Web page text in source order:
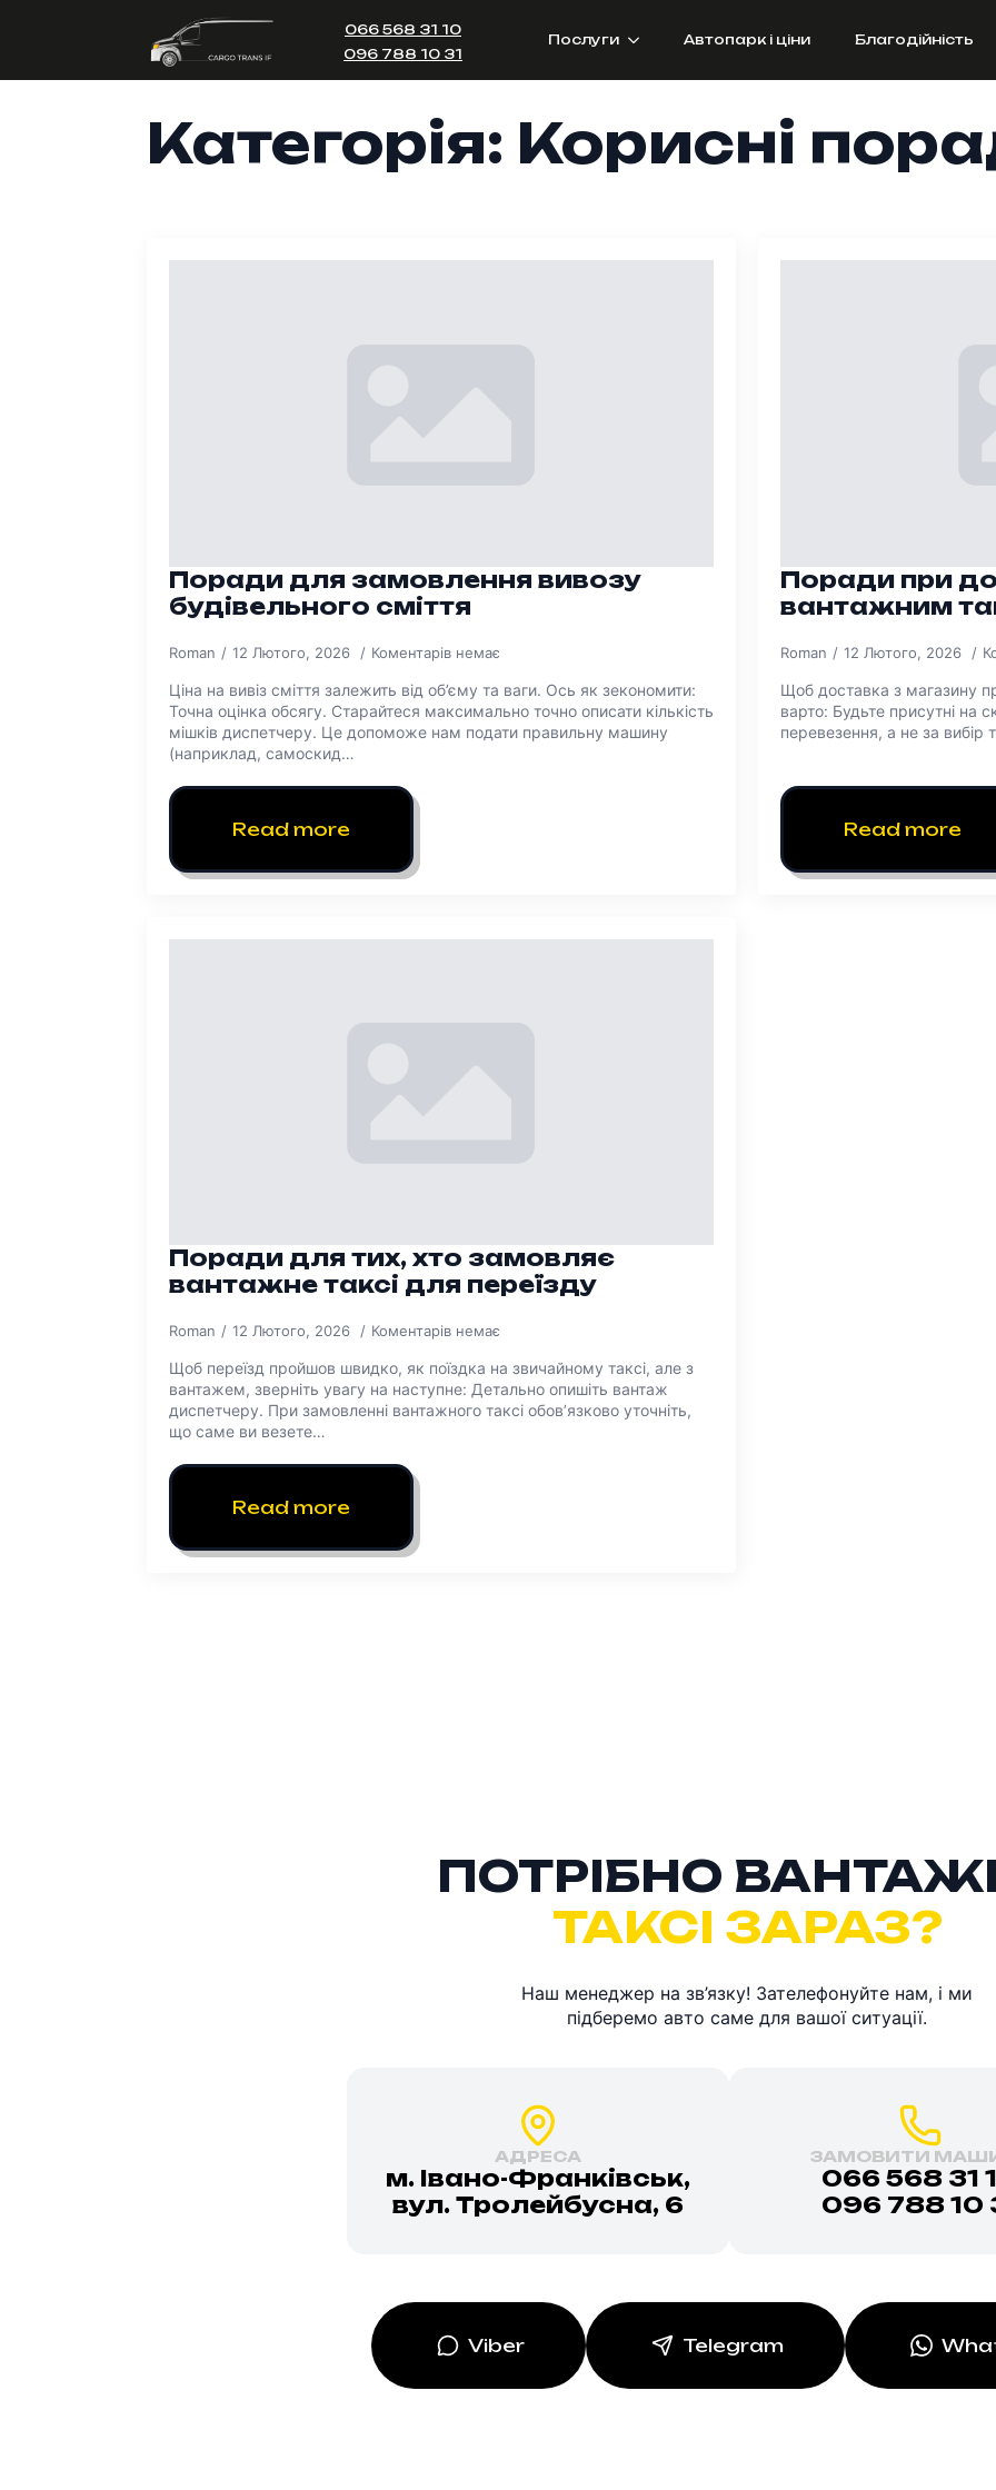
066 568 31 10
096 788 10 31
Послуги Автопарк і ціни Благодійність
Категорія: Корисні
Поради для замовлення вивозу
будівельного сміття
Roman 12 Лютого, 2026 Коментарів немає
Ціна на вивіз сміття залежить від об’єму та ваги. Ось як зекономити:
Точна оцінка обсягу. Старайтеся максимально точно описати кількість
мішків диспетчеру. Це допоможе нам подати правильну машину
(наприклад, самоскид…
Read more
Поради при
вантажним
Roman 12 Лютого, 2026
Щоб доставка з магазину
варто: Будьте присутні на
перевезення, а не за
Read more
Поради для тих, хто замовляє
вантажне таксі для переїзду
Roman 12 Лютого, 2026 Коментарів немає
Щоб переїзд пройшов швидко, як поїздка на звичайному таксі, але з
вантажем, зверніть увагу на наступне: Детально опишіть вантаж
диспетчеру. При замовленні вантажного таксі обов’язково уточніть,
що саме ви везете…
Read more
ПОТРІБНО
ТАКСІ ЗАРАЗ?
Наш менеджер на зв’язку! Зателефонуйте нам, і ми
підберемо авто саме для вашої ситуації.
АДРЕСА
м. Івано-Франківськ,
вул. Тролейбусна, 6
ЗАМОВИТИ
066 568 31
096 788 10
Viber Telegram